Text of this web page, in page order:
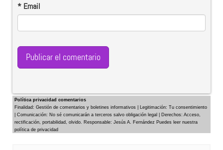
* Email
Política privacidad comentarios
Finalidad: Gestión de comentarios y boletines informativos | Legitimación: Tu consentimiento
| Comunicación: No sé comunicarán a terceros salvo obligación legal | Derechos: Acceso,
rectificación, portabilidad, olvido. Responsable: Jesús A. Fernández Puedes leer nuestra
política de privacidad